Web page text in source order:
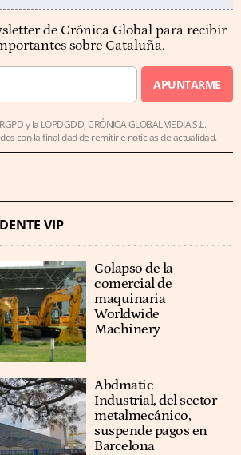
de Crónica Global para recibir
sobre Cataluña.
APUNTARME
y la LOPDGDD, CRÓNICA GLOBALMEDIA S.L.
con la finalidad de remitirle noticias de actualidad.
VIP
Colapso de la
comercial de
maquinaria
Worldwide
Machinery
Abdmatic
Industrial, del sector
metalmecánico,
suspende pagos en
Barcelona